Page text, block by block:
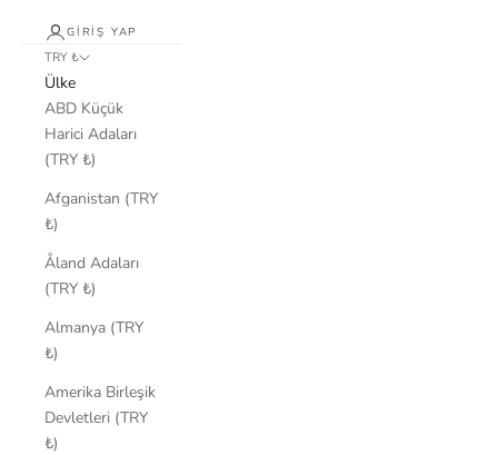
GIRIŞ YAP
TRY ₺
Ülke
ABD Küçük
Harici Adaları
(TRY ₺)
Afganistan (TRY
₺)
Åland Adaları
(TRY ₺)
Almanya (TRY
₺)
Amerika Birleşik
Devletleri (TRY
₺)